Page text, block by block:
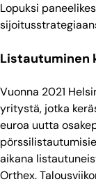
Lopuksi
Listautuminen
Vuonna 2021
yritystä, jotka
euroa uutta
aikana
Orthex.